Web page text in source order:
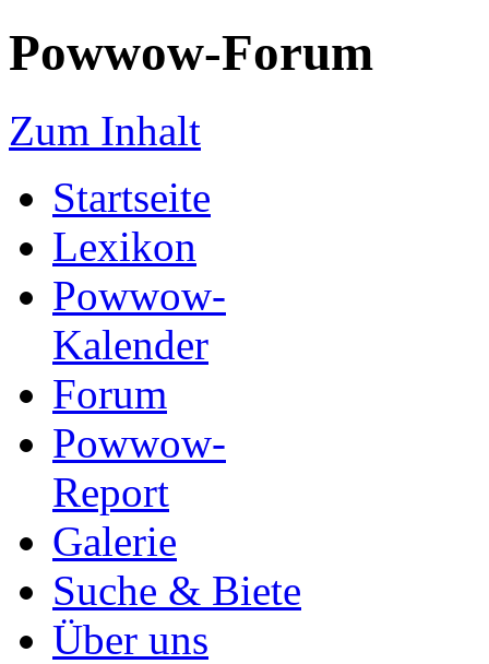
Powwow-Forum
Zum Inhalt
Startseite
Lexikon
Powwow-
Kalender
Forum
Powwow-
Report
Galerie
Suche & Biete
Über uns